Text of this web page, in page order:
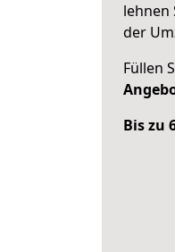
lehnen
der
Füllen
Bis zu